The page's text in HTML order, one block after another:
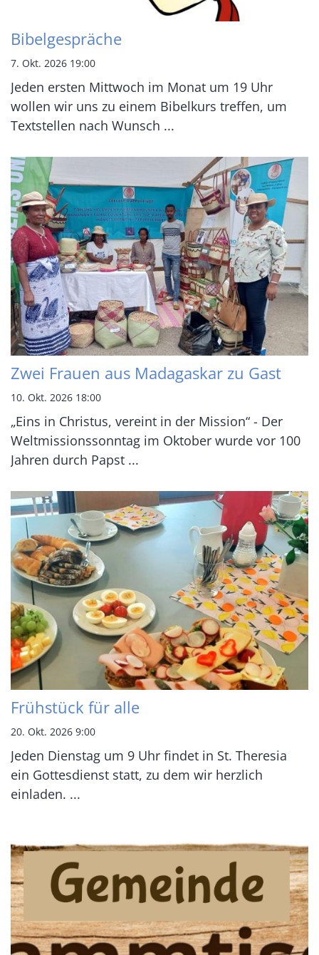
Bibelgespräche
7. Okt. 2026 19:00
Jeden ersten Mittwoch im Monat um 19 Uhr
wollen wir uns zu einem Bibelkurs treffen, um
Textstellen nach Wunsch ...
Zwei Frauen aus Madagaskar zu Gast
10. Okt. 2026 18:00
„Eins in Christus, vereint in der Mission“ - Der
Weltmissionssonntag im Oktober wurde vor 100
Jahren durch Papst ...
Frühstück für alle
20. Okt. 2026 9:00
Jeden Dienstag um 9 Uhr findet in St. Theresia
ein Gottesdienst statt, zu dem wir herzlich
einladen. ...